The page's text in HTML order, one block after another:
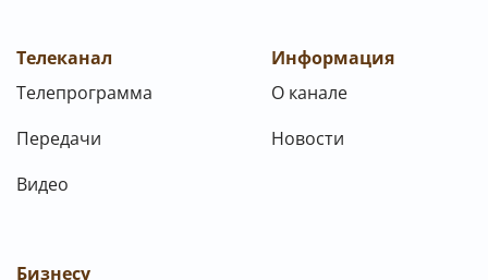
Телеканал
Телепрограмма
Передачи
Видео
Информация
О канале
Новости
Бизнесу